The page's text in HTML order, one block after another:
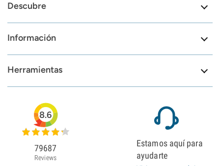
Descubre
Información
Herramientas
8.6
79687
Reviews
Estamos aquí para
ayudarte